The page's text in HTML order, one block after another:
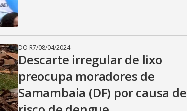
DO R7/08/04/2024
Descarte irregular de lixo
preocupa moradores de
Samambaia (DF) por causa de